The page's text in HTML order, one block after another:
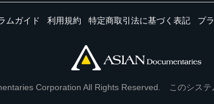
ムガイド 利用規約 特定商取引法に基づく表記 プ
Corporation All Rights Reserved. このシステ